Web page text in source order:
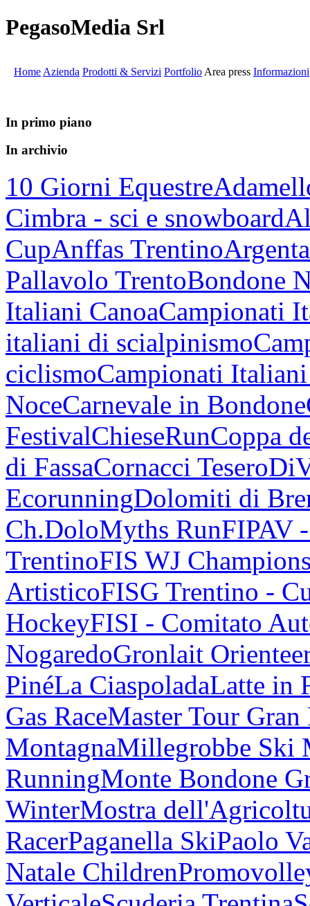
PegasoMedia Srl
Home Azienda Prodotti & Servizi Portfolio Area press Informazioni
In primo piano
In archivio
10 Giorni Equestre
Cimbra - sci e snowboard
CupAnffas Trentino
Pallavolo TrentoBondone
Italiani CanoaCampionati
italiani di scialpinismo
ciclismoCampionati
NoceCarnevale in Bondone
FestivalChieseRunCoppa
di FassaCornacci Tesero
EcorunningDolomiti di
Ch.DoloMyths RunFIPAV
TrentinoFIS WJ
ArtisticoFISG Trentino -
HockeyFISI - Comitato
NogaredoGronlait
PinéLa CiaspoladaLatte in
Gas RaceMaster Tour Gran
MontagnaMillegrobbe Ski
RunningMonte Bondone
WinterMostra
RacerPaganella SkiPaolo
Natale Children